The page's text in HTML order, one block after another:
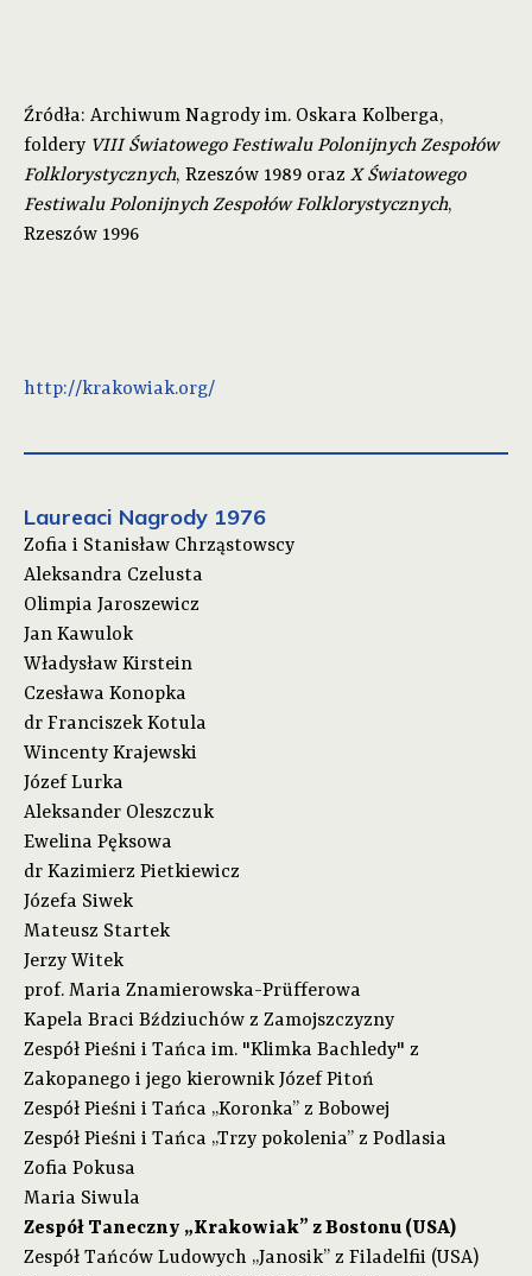
Źródła: Archiwum Nagrody im. Oskara Kolberga,
foldery VIII Światowego Festiwalu Polonijnych Zespołów
Folklorystycznych, Rzeszów 1989 oraz X Światowego
Festiwalu Polonijnych Zespołów Folklorystycznych,
Rzeszów 1996
http://krakowiak.org/
Laureaci Nagrody 1976
Zofia i Stanisław Chrząstowscy
Aleksandra Czelusta
Olimpia Jaroszewicz
Jan Kawulok
Władysław Kirstein
Czesława Konopka
dr Franciszek Kotula
Wincenty Krajewski
Józef Lurka
Aleksander Oleszczuk
Ewelina Pęksowa
dr Kazimierz Pietkiewicz
Józefa Siwek
Mateusz Startek
Jerzy Witek
prof. Maria Znamierowska-Prüfferowa
Kapela Braci Bździuchów z Zamojszczyzny
Zespół Pieśni i Tańca im. "Klimka Bachledy" z
Zakopanego i jego kierownik Józef Pitoń
Zespół Pieśni i Tańca „Koronka” z Bobowej
Zespół Pieśni i Tańca „Trzy pokolenia” z Podlasia
Zofia Pokusa
Maria Siwula
Zespół Taneczny „Krakowiak” z Bostonu (USA)
Zespół Tańców Ludowych „Janosik” z Filadelfii (USA)